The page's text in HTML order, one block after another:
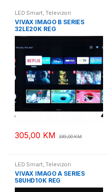
LED Smart,Televizori
VIVAX IMAGO B SERIES
32LE20K REG
305,00 KM 339,00KM
LED Smart,Televizori
VIVAX IMAGO A SERIES
58UHD10K REG